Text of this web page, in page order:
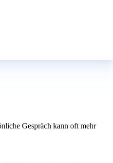
Gespräch kann oft mehr